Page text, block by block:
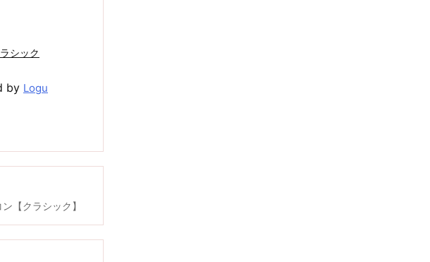
シック
by Logu
【クラシック】